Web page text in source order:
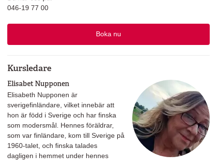
046-19 77 00
Boka nu
Kursledare
Elisabet Nupponen
Elisabeth Nupponen är
sverigefinländare, vilket innebär att
hon är född i Sverige och har finska
som modersmål. Hennes föräldrar,
som var finländare, kom till Sverige på
1960-talet, och finska talades
dagligen i hemmet under hennes